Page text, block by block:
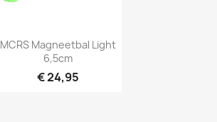
Snel bekijken
MCRS Magneetbal Light
6,5cm
€ 24,95